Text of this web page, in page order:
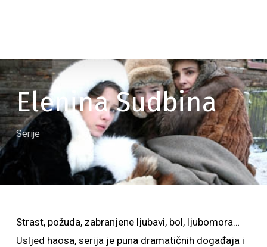
Elenina Sudbina
Serije
Strast, požuda, zabranjene ljubavi, bol, ljubomora…
Usljed haosa, serija je puna dramatičnih događaja i